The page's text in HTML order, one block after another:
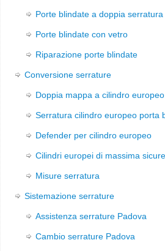
Porte blindate a doppia serratura
Porte blindate con vetro
Riparazione porte blindate
Conversione serrature
Doppia mappa a cilindro europeo
Serratura cilindro europeo porta
Defender per cilindro europeo
Cilindri europei di massima
Misure serratura
Sistemazione serrature
Assistenza serrature Padova
Cambio serrature Padova